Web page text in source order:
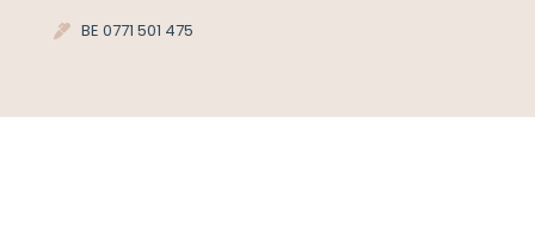
BE 0771 501 475